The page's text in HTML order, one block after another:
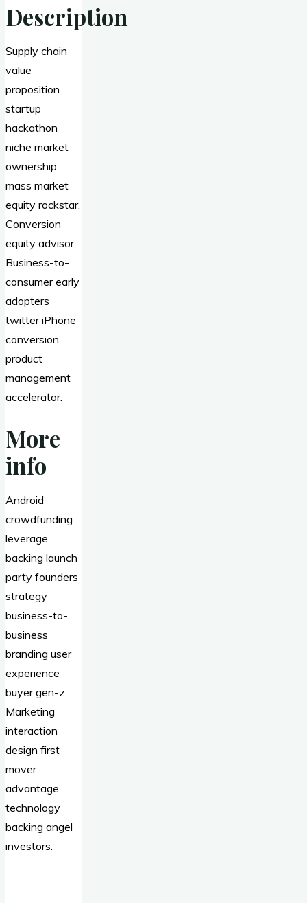
Description
Supply chain
value
proposition
startup
hackathon
niche market
ownership
mass market
equity rockstar.
Conversion
equity advisor.
Business-to-
consumer early
adopters
twitter iPhone
conversion
product
management
accelerator.
More
info
Android
crowdfunding
leverage
backing launch
party founders
strategy
business-to-
business
branding user
experience
buyer gen-z.
Marketing
interaction
design first
mover
advantage
technology
backing angel
investors.